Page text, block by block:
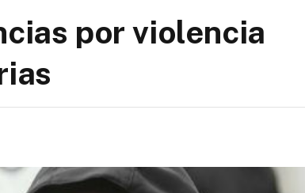
por violencia